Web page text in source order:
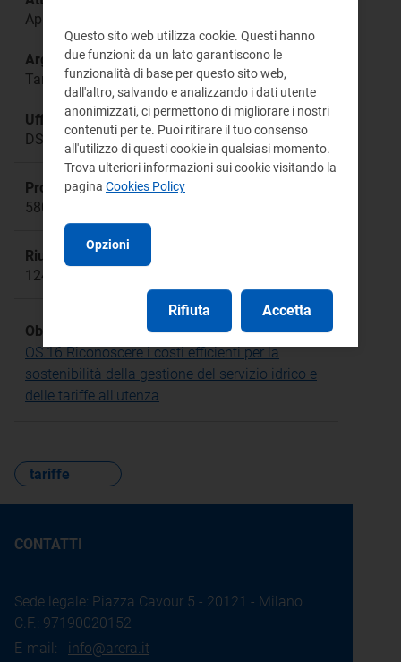
Approvazione tariffaria
Argomento:
Tariffe servizio idrico integrato
Ufficio responsabile:
DSID Direzione Sistemi Idrici
Procedimento:
580/2019/R/idr;553/2020/R/idr; 639/2021/R/idr
Riunione:
1240a
Obiettivo Strategico:
OS.16 Riconoscere i costi efficienti per la
sostenibilità della gestione del servizio idrico e
delle tariffe all'utenza
tariffe
CONTATTI
Sede legale: Piazza Cavour 5 - 20121 - Milano
C.F.: 97190020152
E-mail: info@arera.it
Questo sito web utilizza cookie. Questi hanno
due funzioni: da un lato garantiscono le
funzionalità di base per questo sito web,
dall'altro, salvando e analizzando i dati utente
anonimizzati, ci permettono di migliorare i nostri
contenuti per te. Puoi ritirare il tuo consenso
all'utilizzo di questi cookie in qualsiasi momento.
Trova ulteriori informazioni sui cookie visitando la
pagina Cookies Policy
Opzioni
Rifiuta Accetta